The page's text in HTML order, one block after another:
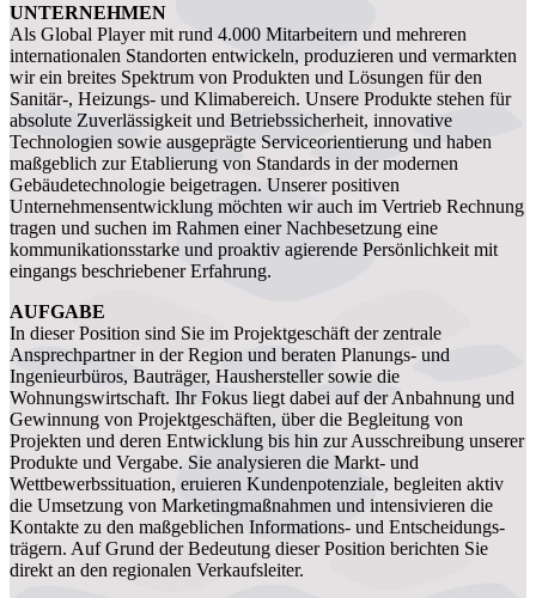
UNTERNEHMEN
Als Global Player mit rund 4.000 Mitarbeitern und mehreren
internationalen Standorten entwickeln, produzieren und vermarkten
wir ein breites Spektrum von Produkten und Lösungen für den
Sanitär-, Heizungs- und Klimabereich. Unsere Produkte stehen für
absolute Zuverlässigkeit und Betriebssicherheit, innovative
Technologien sowie ausgeprägte Serviceorientierung und haben
maßgeblich zur Etablierung von Standards in der modernen
Gebäudetechnologie beigetragen. Unserer positiven
Unternehmensentwicklung möchten wir auch im Vertrieb Rechnung
tragen und suchen im Rahmen einer Nachbesetzung eine
kommunikationsstarke und proaktiv agierende Persönlichkeit mit
eingangs beschriebener Erfahrung.
AUFGABE
In dieser Position sind Sie im Projektgeschäft der zentrale
Ansprechpartner in der Region und beraten Planungs- und
Ingenieurbüros, Bauträger, Haushersteller sowie die
Wohnungswirtschaft. Ihr Fokus liegt dabei auf der Anbahnung und
Gewinnung von Projektgeschäften, über die Begleitung von
Projekten und deren Entwicklung bis hin zur Ausschreibung unserer
Produkte und Vergabe. Sie analysieren die Markt- und
Wettbewerbssituation, eruieren Kundenpotenziale, begleiten aktiv
die Umsetzung von Marketingmaßnahmen und intensivieren die
Kontakte zu den maßgeblichen Informations- und Entscheidungs-
trägern. Auf Grund der Bedeutung dieser Position berichten Sie
direkt an den regionalen Verkaufsleiter.